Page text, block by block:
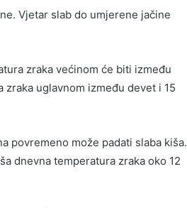
Vjetar slab do umjerene jačine
zraka većinom će biti između
uglavnom između devet i 15
povremeno može padati slaba kiša.
dnevna temperatura zraka oko 12